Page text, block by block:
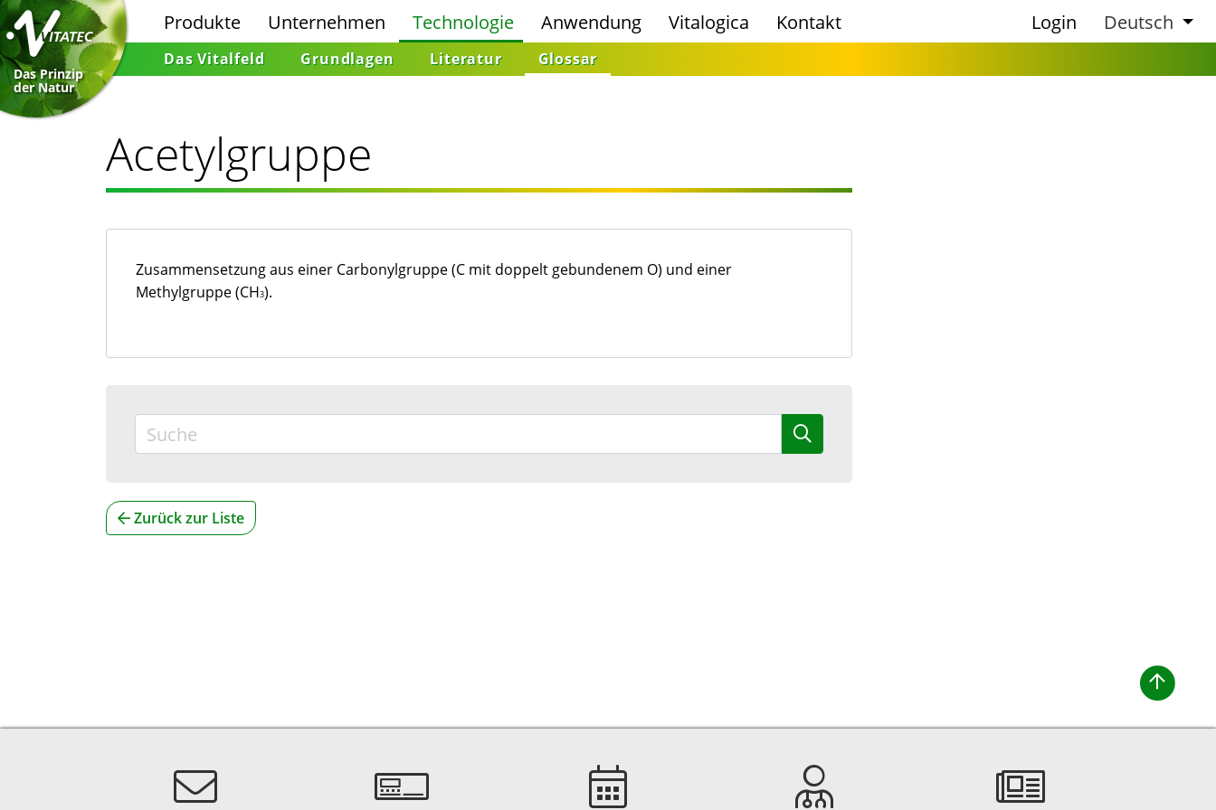
Das Prinzip
der Natur
Produkte Unternehmen Technologie
Das Vitalfeld Grundlagen Literatur Glossar
Anwendung Vitalogica Kontakt Login Deutsch
Acetylgruppe
Zusammensetzung aus einer Carbonylgruppe (C mit doppelt gebundenem O) und einer
Methylgruppe (CH3).
Zurück zur Liste